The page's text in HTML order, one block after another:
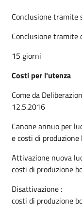
Conclusione tramite
Conclusione tramite
15 giorni
Costi per l'utenza
Come da
12.5.2016
Canone annuo
e costi di
Attivazione
costi di produzione
costi di produzione